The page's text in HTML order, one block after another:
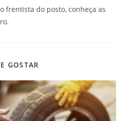
frentista do posto, conheça as
GOSTAR